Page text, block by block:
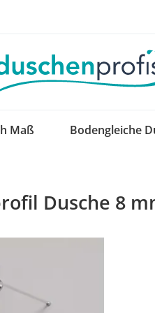
Maß Bodengleiche
Dusche 8